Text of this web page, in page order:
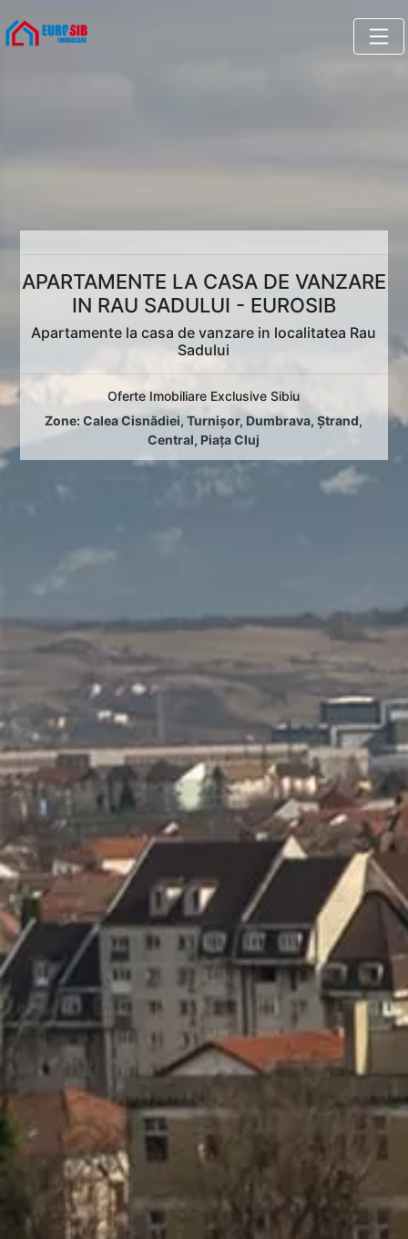
APARTAMENTE LA CASA DE VANZARE
IN RAU SADULUI - EUROSIB
Apartamente la casa de vanzare in localitatea Rau
Sadului
Oferte Imobiliare Exclusive Sibiu
Zone:Calea Cisnădiei,Turnișor, Dumbrava,Ștrand,
Central, Piața Cluj